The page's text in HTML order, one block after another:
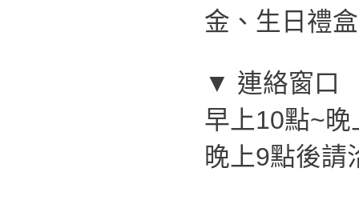
金、生日禮盒
▼ 連絡窗口
早上10點~
晚上9點後請